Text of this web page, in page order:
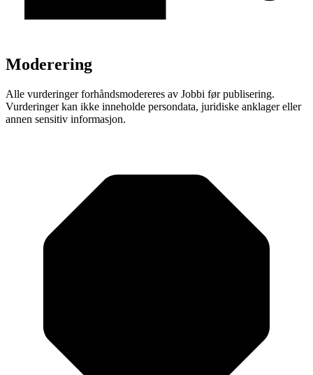
Moderering
Alle vurderinger forhåndsmodereres av Jobbi før publisering.
Vurderinger kan ikke inneholde persondata, juridiske anklager eller
annen sensitiv informasjon.